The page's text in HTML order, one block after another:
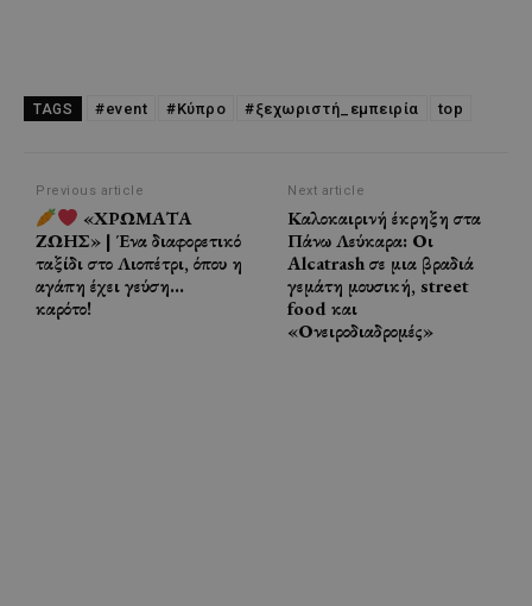
TAGS #event #Κύπρο #ξεχωριστή_εμπειρία top
Previous article
«ΧΡΩΜΑΤΑ
ΖΩΗΣ» | Ένα διαφορετικό
ταξίδι στο Λιοπέτρι, όπου η
αγάπη έχει γεύση…
καρότο!
Next article
Καλοκαιρινή έκρηξη στα
Πάνω Λεύκαρα: Οι
Alcatrash σε μια βραδιά
γεμάτη μουσική, street
food και
«Ονειροδιαδρομές»